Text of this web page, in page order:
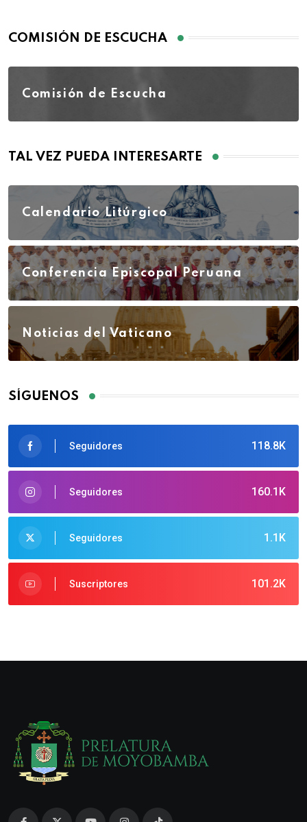
COMISIÓN DE ESCUCHA
Comisión de Escucha
TAL VEZ PUEDA INTERESARTE
Calendario Litúrgico
Conferencia Episcopal Peruana
Noticias del Vaticano
SÍGUENOS
118.8K
Seguidores
160.1K
Seguidores
1.1K
Seguidores
101.2K
Suscriptores